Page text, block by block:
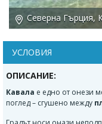
Северна Гърция,
УСЛОВИЯ
ОПИСАНИЕ:
Кавала е едно от онези
поглед – сгушено между